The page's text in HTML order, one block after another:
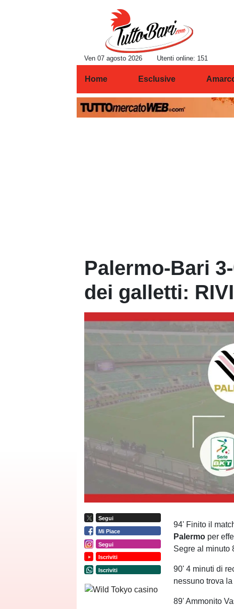
Ven 07 agosto 2026 Utenti online: 151
Home Esclusive
Palermo-Bari
dei galletti:
Segui
Mi Piace
Segui
Iscriviti
Iscriviti
94' Finito il
Palermo per
Segre al minuto
90' 4 minuti di
nessuno trova
89' Ammonito